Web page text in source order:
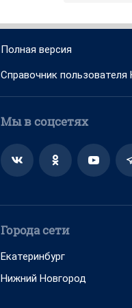
Полная версия
Справочник пользователя
Мы в соцсетях
Города сети
Екатеринбург
Нижний Новгород